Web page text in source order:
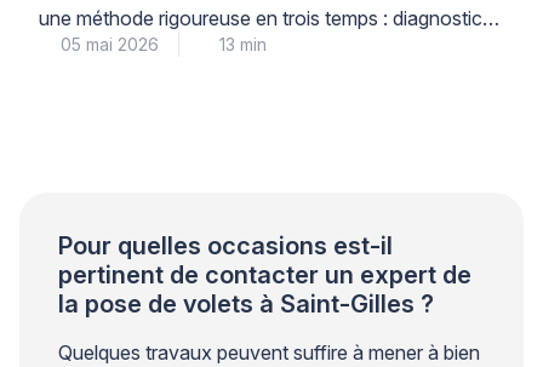
une méthode rigoureuse en trois temps : diagnostic
précis du niveau de corrosion, décapage adapté au
05 mai 2026 13 min
Pour quelles occasions est-il
pertinent de contacter un expert de
la pose de volets à Saint-Gilles ?
Quelques travaux peuvent suffire à mener à bien